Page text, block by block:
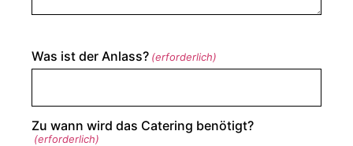
Was ist der Anlass? (erforderlich)
Zu wann wird das Catering benötigt?
(erforderlich)